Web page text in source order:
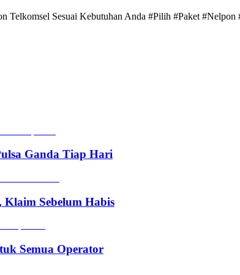
Telkomsel Sesuai Kebutuhan Anda #Pilih #Paket
Ganda Tiap Hari
Klaim Sebelum Habis
Semua Operator